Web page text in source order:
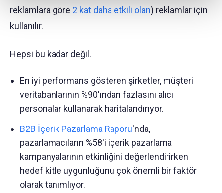
reklamlara göre 2 kat daha etkili olan) reklamlar için
kullanılır.
Hepsi bu kadar değil.
En iyi performans gösteren şirketler, müşteri
veritabanlarının %90'ından fazlasını alıcı
personalar kullanarak haritalandırıyor.
B2B İçerik Pazarlama Raporu'nda,
pazarlamacıların %58'i içerik pazarlama
kampanyalarının etkinliğini değerlendirirken
hedef kitle uygunluğunu çok önemli bir faktör
olarak tanımlıyor.